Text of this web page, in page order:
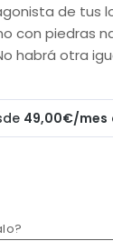
de tus
con piedras
habrá otra